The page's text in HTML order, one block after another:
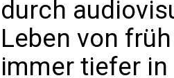
durch
Leben von
immer tiefer